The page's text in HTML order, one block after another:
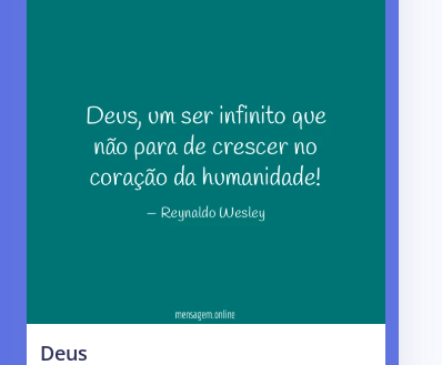
Deus